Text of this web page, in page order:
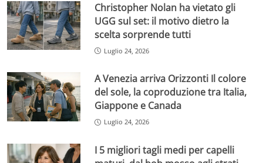
Christopher Nolan ha vietato gli
UGG sul set: il motivo dietro la
scelta sorprende tutti
Luglio 24, 2026
A Venezia arriva Orizzonti Il colore
del sole, la coproduzione tra Italia,
Giappone e Canada
Luglio 24, 2026
I 5 migliori tagli medi per capelli